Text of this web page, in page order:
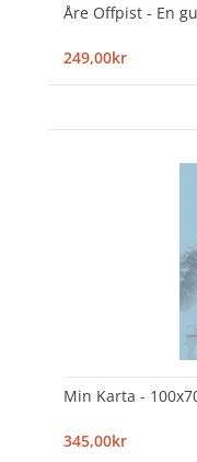
Åre Offpist - En
249,00kr
Min Karta -
345,00kr